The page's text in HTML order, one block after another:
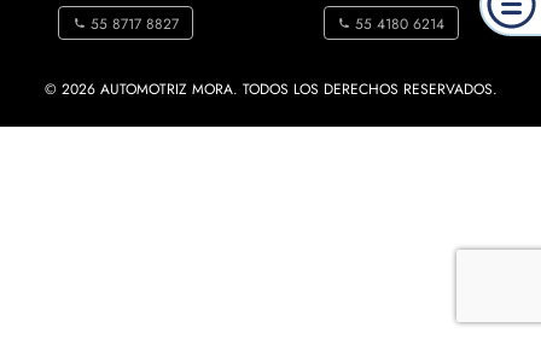
55 8717 8827
55 4180 6214
© 2026 AUTOMOTRIZ MORA. TODOS LOS DERECHOS RESERVADOS.